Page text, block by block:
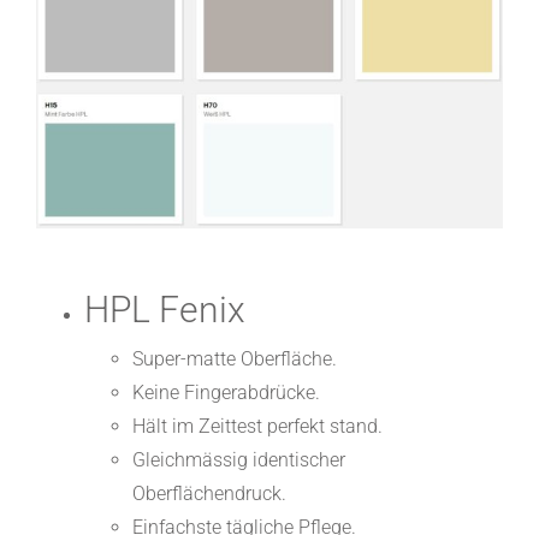
HPL Fenix
Super-matte Oberfläche.
Keine Fingerabdrücke.
Hält im Zeittest perfekt stand.
Gleichmässig identischer
Oberflächendruck.
Einfachste tägliche Pflege.